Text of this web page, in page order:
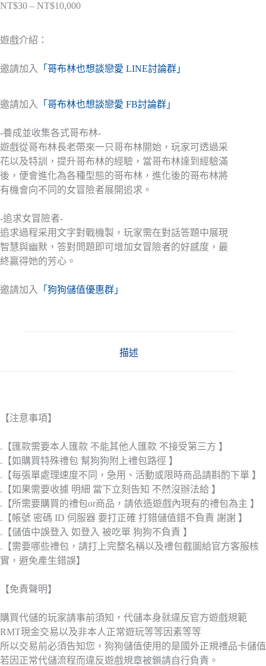
NT$30 – NT$10,000價
NT$30
到
遊戲介紹：
邀請加入 「哥布林也想談戀愛 LINE討論群」
邀請加入 「哥布林也想談戀愛 FB討論群」
-養成並收集各式哥布林-
遊戲從哥布林長老帶來一只哥布林開始，玩家可透過采
花以及特訓，提升哥布林的經驗，當哥布林達到經驗滿
後，便會進化為各種型態的哥布林，進化後的哥布林將
有機會向不同的女冒險者展開追求。
-追求女冒險者-
追求過程采用文字對戰機製，玩家需在對話答題中展現
智慧與幽默，答對問題即可增加女冒險者的好感度，最
終贏得她的芳心。
邀請加入 「狗狗儲值優惠群」
描述
【注意事項】
.【匯款需要本人匯款 不能其他人匯款 不接受第三方 】
.【如購買特殊禮包 幫狗狗附上禮包路徑 】
.【每張單處理速度不同，急用、活動或限時商品請斟酌下單 】
.【如果需要收據 明細 當下立刻告知 不然沒辦法給 】
.【所需要購買的禮包or商品，請依造遊戲內現有的禮包為主 】
.【帳號 密碼 ID 伺服器 要打正確 打錯儲值錯不負責 謝謝 】
.【儲值中誤登入 如登入 被吃單 狗狗不負責 】
.【需要哪些禮包，請打上完整名稱以及禮包截圖給官方客服核
實，避免產生錯誤】
【免責聲明】
購買代儲的玩家請事前須知，代儲本身就違反官方遊戲規範
RMT現金交易以及非本人正常遊玩等等因素等等
所以交易前必須告知您，狗狗儲值使用的是國外正規禮品卡儲值
若因正常代儲流程而違反遊戲規章被鎖請自行負責。